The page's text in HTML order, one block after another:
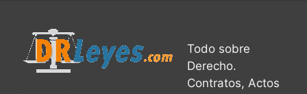
Todo sobre
Derecho.
Contratos, Actos